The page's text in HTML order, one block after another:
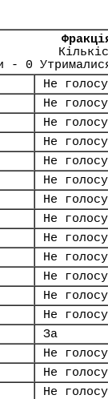
- 0
Не
Не
Не
Не
Не
Не
Не
Не
Не
Не
Не
Не
Не
За
Не
Не
Не